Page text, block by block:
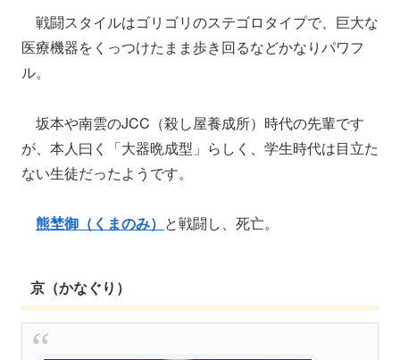
戦闘スタイルはゴリゴリのステゴロタイプで、巨大な
医療機器をくっつけたまま歩き回るなどかなりパワフ
ル。
坂本や南雲のJCC（殺し屋養成所）時代の先輩です
が、本人曰く「大器晩成型」らしく、学生時代は目立た
ない生徒だったようです。
熊埜御（くまのみ） と戦闘し、死亡。
京（かなぐり）